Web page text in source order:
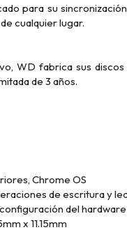
para su
cualquier lugar.
WD fabrica sus
de 3 años.
Chrome OS
de escritura y
del
x 11.15mm